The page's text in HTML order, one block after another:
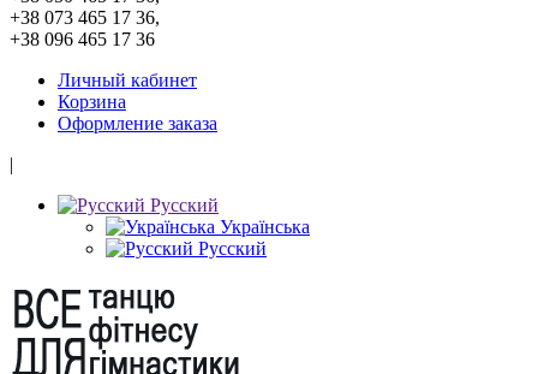
+38 073 465 17 36,
+38 096 465 17 36
Личный кабинет
Корзина
Оформление заказа
|
Русский
Українська
Русский